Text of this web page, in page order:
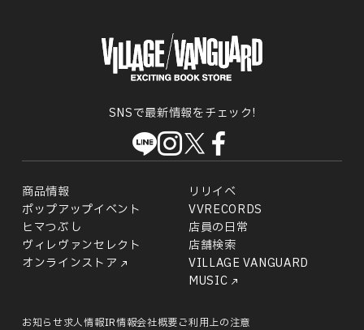
SNSで最新情報をチェック!
商品情報
リリイベ
ポップアップイベント
VVRECORDS
ヒマつぶし
店員の日常
ヴィレヴァンセレクト
店舗検索
オンラインストア
VILLAGE VANGUARD
MUSIC
お知らせ求人情報IR情報会社概要ご利用上の注意